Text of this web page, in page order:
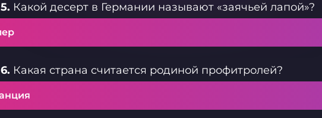
Какой десерт в Германии называют «заячьей лапой»?
Какая страна считается родиной профитролей?